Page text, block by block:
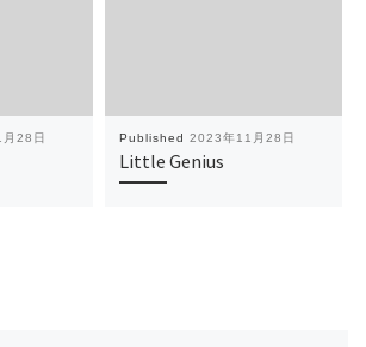
28日 Published 2023年11月28日
Little Genius